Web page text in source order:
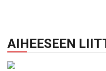
AIHEESEEN